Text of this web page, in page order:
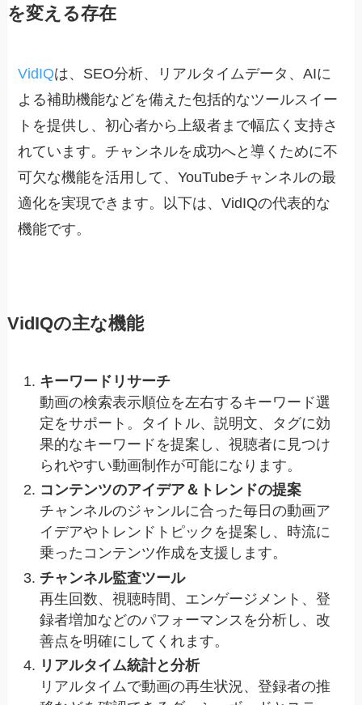
を変える存在
VidIQは、SEO分析、リアルタイムデータ、AIに
よる補助機能などを備えた包括的なツールスイー
トを提供し、初心者から上級者まで幅広く支持さ
れています。チャンネルを成功へと導くために不
可欠な機能を活用して、YouTubeチャンネルの最
適化を実現できます。以下は、VidIQの代表的な
機能です。
VidIQの主な機能
キーワードリサーチ
動画の検索表示順位を左右するキーワード選
定をサポート。タイトル、説明文、タグに効
果的なキーワードを提案し、視聴者に見つけ
られやすい動画制作が可能になります。
コンテンツのアイデア＆トレンドの提案
チャンネルのジャンルに合った毎日の動画ア
イデアやトレンドトピックを提案し、時流に
乗ったコンテンツ作成を支援します。
チャンネル監査ツール
再生回数、視聴時間、エンゲージメント、登
録者増加などのパフォーマンスを分析し、改
善点を明確にしてくれます。
リアルタイム統計と分析
リアルタイムで動画の再生状況、登録者の推